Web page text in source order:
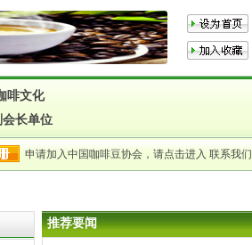
啡文化
长单位
申请加入中国咖啡豆协会，请点击进入 联系我们
推荐要闻